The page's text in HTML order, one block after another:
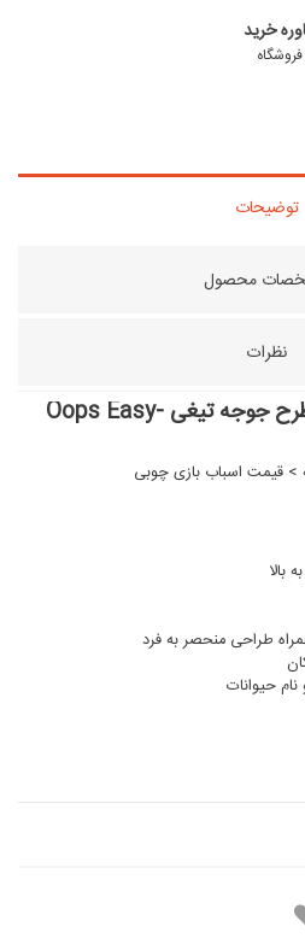
خرید
توضیحات
محصول
نظرات
پازل چوبی 4 تکه اوپس طرح جوجه تیغی Oops Easy-
> قیمت اسباب بازی چوبی
طراحی منحصر به فرد
حیوانات